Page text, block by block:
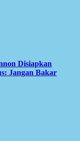
Disiapkan
Jangan Bakar